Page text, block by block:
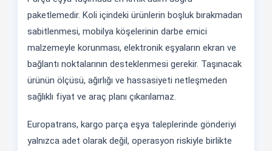
paketlemedir. Koli içindeki ürünlerin boşluk bırakmadan
sabitlenmesi, mobilya köşelerinin darbe emici
malzemeyle korunması, elektronik eşyaların ekran ve
bağlantı noktalarının desteklenmesi gerekir. Taşınacak
ürünün ölçüsü, ağırlığı ve hassasiyeti netleşmeden
sağlıklı fiyat ve araç planı çıkarılamaz.
Europatrans, kargo parça eşya taleplerinde gönderiyi
yalnızca adet olarak değil, operasyon riskiyle birlikte